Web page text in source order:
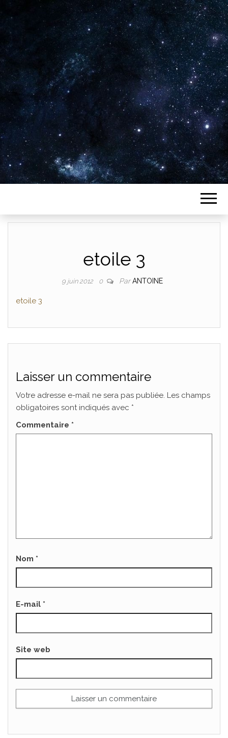
Plus de 2800 critiques de films
etoile 3
9 juin 2012 0 ParANTOINE
etoile 3
Laisser un commentaire
Votre adresse e-mail ne sera pas publiée. Les champs
obligatoires sont indiqués avec *
Commentaire *
Nom *
E-mail *
Site web